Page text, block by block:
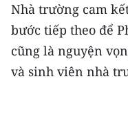
Nhà trường cam
bước tiếp theo để
cũng là nguyện
và sinh viên nhà